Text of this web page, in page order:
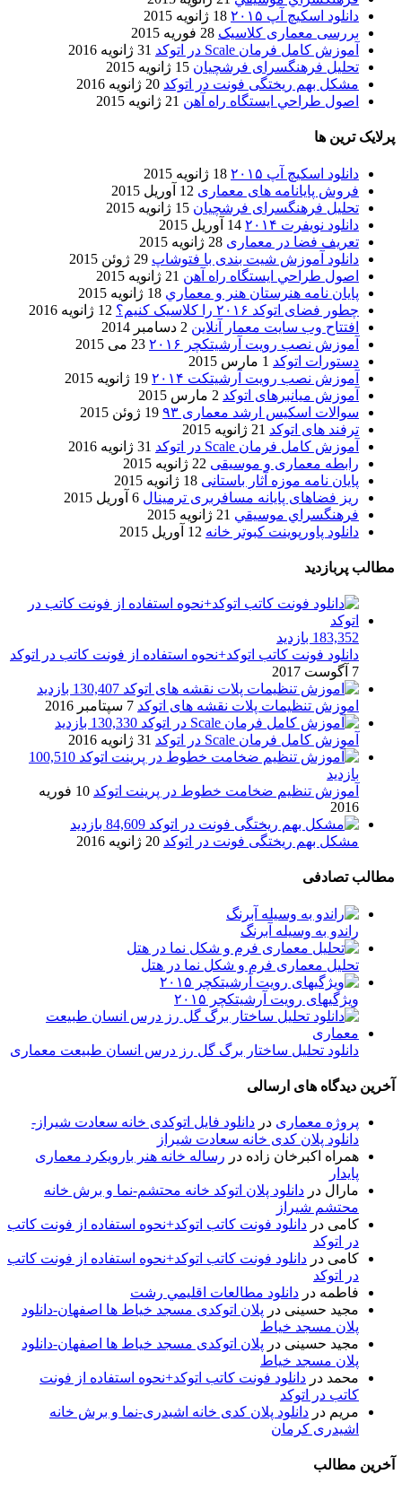
دانلود اسکیچ آپ ۲۰۱۵
18 ژانویه 2015
بررسی معماری کلاسیک 28 فوریه 2015
آموزش کامل فرمان Scale در اتوکد
31 ژانویه 2016
تحلیل فرهنگسرای فرشچیان 15 ژانویه 2015
مشکل بهم ریختگی فونت در اتوکد 20 ژانویه 2016
اصول طراحي ایستگاه راه آهن 21 ژانویه 2015
پرلایک ترین ها
دانلود اسکیچ آپ ۲۰۱۵
18 ژانویه 2015
فروش پایانامه های معماری 12 آوریل 2015
تحلیل فرهنگسرای فرشچیان 15 ژانویه 2015
دانلود نویفرت ۲۰۱۴
14 آوریل 2015
تعریف فضا در معماری 28 ژانویه 2015
دانلود آموزش شیت بندی با فتوشاپ 29 ژوئن 2015
اصول طراحي ایستگاه راه آهن 21 ژانویه 2015
پایان نامه هنرستان هنر و معماري 18 ژانویه 2015
چطور فضای اتوکد ۲۰۱۶ را کلاسیک کنیم؟
12 ژانویه 2016
افتتاح وب سایت معمار آنلاین 2 دسامبر 2014
آموزش نصب رویت آرشیتکچر ۲۰۱۶
23 می 2015
دستورات اتوکد 1 مارس 2015
آموزش نصب رویت آرشیتکت ۲۰۱۴
19 ژانویه 2015
آموزش میانبرهای اتوکد 2 مارس 2015
سوالات اسکیس ارشد معماری ۹۳
19 ژوئن 2015
ترفند های اتوکد 21 ژانویه 2015
آموزش کامل فرمان Scale در اتوکد
31 ژانویه 2016
رابطه معماری و موسیقی 22 ژانویه 2015
پایان نامه موزه آثار باستانی 18 ژانویه 2015
ریز فضاهای پایانه مسافربری ترمینال 6 آوریل 2015
فرهنگسراي موسيقي 21 ژانویه 2015
دانلود پاورپوینت کبوتر خانه 12 آوریل 2015
مطالب پربازدید
183,352 بازدید
دانلود فونت کاتب اتوکد+نحوه استفاده از فونت کاتب در اتوکد
7 آگوست 2017
130,407 بازدید
اموزش تنظیمات پلات نقشه های اتوکد 7 سپتامبر 2016
130,330 بازدید
آموزش کامل فرمان Scale در اتوکد
31 ژانویه 2016
100,510
بازدید
آموزش تنظیم ضخامت خطوط در پرینت اتوکد
10 فوریه
2016
84,609 بازدید
مشکل بهم ریختگی فونت در اتوکد 20 ژانویه 2016
مطالب تصادفی
راندو به وسیله آبرنگ
تحلیل معماری فرم و شکل نما در هتل
ویژگیهای رویت آرشیتکچر ۲۰۱۵
دانلود تحلیل ساختار برگ گل رز درس انسان طبیعت معماری
آخرین دیدگاه های ارسالی
پروژه معماری در دانلود فایل اتوکدی خانه سعادت شیراز-
دانلود پلان کدی خانه سعادت شیراز
همراه اکبرخان زاده در رساله خانه هنر بارویکرد معماری
پایدار
مارال در دانلود پلان اتوکد خانه محتشم-نما و برش خانه
محتشم شیراز
کامی در دانلود فونت کاتب اتوکد+نحوه استفاده از فونت کاتب
در اتوکد
کامی در دانلود فونت کاتب اتوکد+نحوه استفاده از فونت کاتب
در اتوکد
فاطمه در دانلود مطالعات اقليمي رشت
مجید حسینی در پلان اتوکدی مسجد خیاط ها اصفهان-دانلود
پلان مسجد خیاط
مجید حسینی در پلان اتوکدی مسجد خیاط ها اصفهان-دانلود
پلان مسجد خیاط
محمد در دانلود فونت کاتب اتوکد+نحوه استفاده از فونت
کاتب در اتوکد
مریم در دانلود پلان کدی خانه اشیدری-نما و برش خانه
اشیدری کرمان
آخرین مطالب